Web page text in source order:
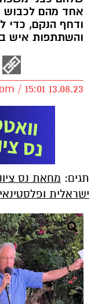
אחד מהם
ודחף הנקם, כדי
והשתתפות איש
/ 15:01 13.08.23
תגים: מחאת נס
ישראלית